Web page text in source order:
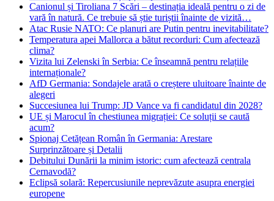
Canionul și Tiroliana 7 Scări – destinația ideală pentru o zi de
vară în natură. Ce trebuie să știe turiștii înainte de vizită…
Atac Rusie NATO: Ce planuri are Putin pentru inevitabilitate?
Temperatura apei Mallorca a bătut recorduri: Cum afectează
clima?
Vizita lui Zelenski în Serbia: Ce înseamnă pentru relațiile
internaționale?
AfD Germania: Sondajele arată o creștere uluitoare înainte de
alegeri
Succesiunea lui Trump: JD Vance va fi candidatul din 2028?
UE și Marocul în chestiunea migrației: Ce soluții se caută
acum?
Spionaj Cetățean Român în Germania: Arestare
Surprinzătoare și Detalii
Debitului Dunării la minim istoric: cum afectează centrala
Cernavodă?
Eclipsă solară: Repercusiunile neprevăzute asupra energiei
europene